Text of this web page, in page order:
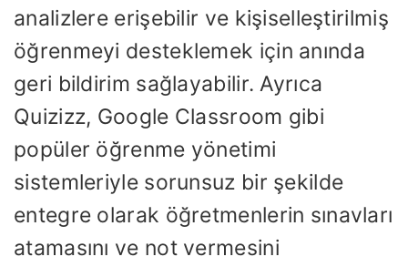
analizlere erişebilir ve kişiselleştirilmiş
öğrenmeyi desteklemek için anında
geri bildirim sağlayabilir. Ayrıca
Quizizz, Google Classroom gibi
popüler öğrenme yönetimi
sistemleriyle sorunsuz bir şekilde
entegre olarak öğretmenlerin sınavları
atamasını ve not vermesini